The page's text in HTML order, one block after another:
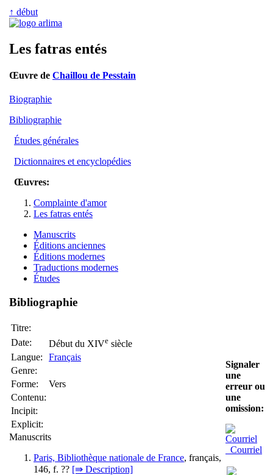
↑ début
Les fatras entés
Œuvre de Chaillou de Pesstain
Biographie
Bibliographie
Études générales
Dictionnaires et encyclopédies
Œuvres:
Complainte d'amor
Les fatras entés
Manuscrits
Éditions anciennes
Éditions modernes
Traductions modernes
Études
Bibliographie
Titre:
Date:
Début du XIVe siècle
Langue:
Français
Genre:
Forme:
Vers
Contenu:
Incipit:
Explicit:
Manuscrits
Paris, Bibliothèque nationale de France, français,
146, f. ?? [⇛ Description]
Signaler
une
erreur ou
une
omission:
Courriel